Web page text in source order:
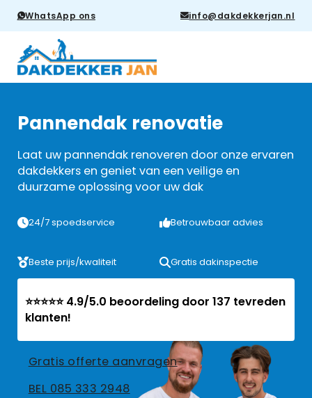
WhatsApp ons info@dakdekkerjan.nl
Pannendak renovatie
Laat uw pannendak renoveren door onze ervaren
dakdekkers en geniet van een veilige en
duurzame oplossing voor uw dak
24/7 spoedservice Betrouwbaar advies
Beste prijs/kwaliteit Gratis dakinspectie
⭐⭐⭐⭐⭐ 4.9/5.0 beoordeling door 137 tevreden
klanten!
Gratis offerte aanvragen
BEL 085 333 2948